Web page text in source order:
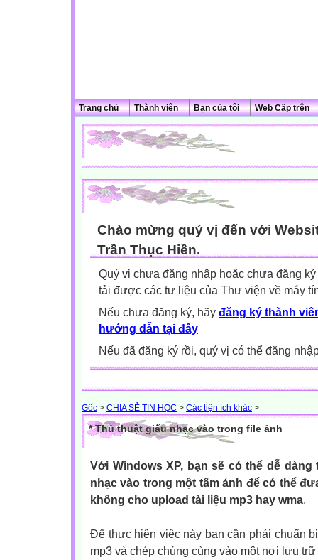
Trang chủ Thành viên Bạn của tôi Web Cấp trên
Chào mừng quý vị đến với
Trần Thục Hiền.
Quý vị chưa đăng nhập hoặc chưa đăng
tải được các tư liệu của Thư viện về máy
Nếu chưa đăng ký, hãy đăng ký thành
hướng dẫn tại đây
Nếu đã đăng ký rồi, quý vị có thể đăng
Gốc > CHIA SẺ TIN HỌC > Các tiện ích khác >
* Thủ thuật giấu nhạc vào trong file ảnh
Với Windows XP, bạn sẽ có thể dễ
nhạc vào trong một tấm ảnh để có thể
không cho upload tài liệu mp3 hay wma.
Để thực hiện việc này bạn cần phải chuẩn
mp3 và chép chúng cùng vào một nơi lưu